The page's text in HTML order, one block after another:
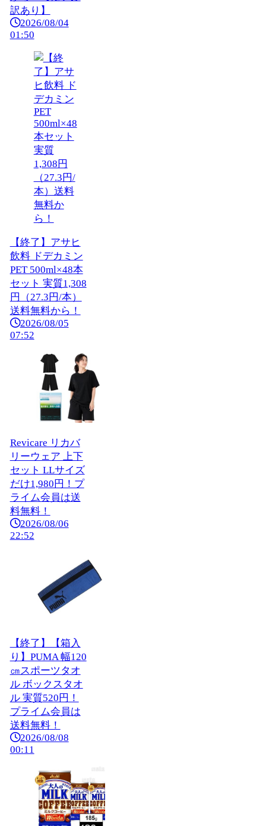
訳あり】
2026/08/04
01:50
【終了】アサヒ
飲料 ドデカミン
PET 500ml×48本
セット 実質1,308
円（27.3円/本）
送料無料から！
2026/08/05
07:52
Revicare リカバ
リーウェア 上下
セット LLサイズ
だけ1,980円！プ
ライム会員は送
料無料！
2026/08/06
22:52
【終了】【箱入
り】PUMA 幅120
㎝スポーツタオ
ル ボックスタオ
ル 実質520円！
プライム会員は
送料無料！
2026/08/08
00:11